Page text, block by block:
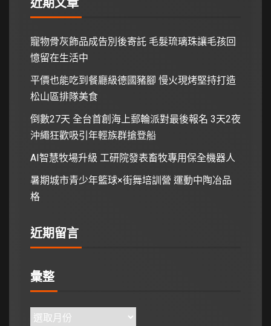
寵物骨灰飾品成告別後寄託 毛髮琉璃珠讓毛孩回
憶留在生活中
平價也能吃到餐廳級德國豬腳 慢火現烤堅持打造
松山區排隊美食
倒數27天 全台首創海上郵輪派對最後報名 3天2夜
沖繩狂歡吸引年輕族群搶登船
AI智慧牧場升級 工研院發表畜牧專用保全機器人
暑期城市青少年籃球×街舞培訓營 運動中陶冶品
格
近期留言
彙整